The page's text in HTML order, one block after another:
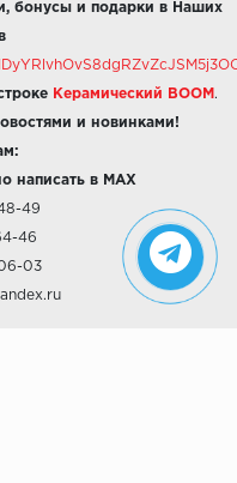
бонусы и подарки в Наших
Керамический BOOM .
и новинками!
написать в MAX
49
46
03